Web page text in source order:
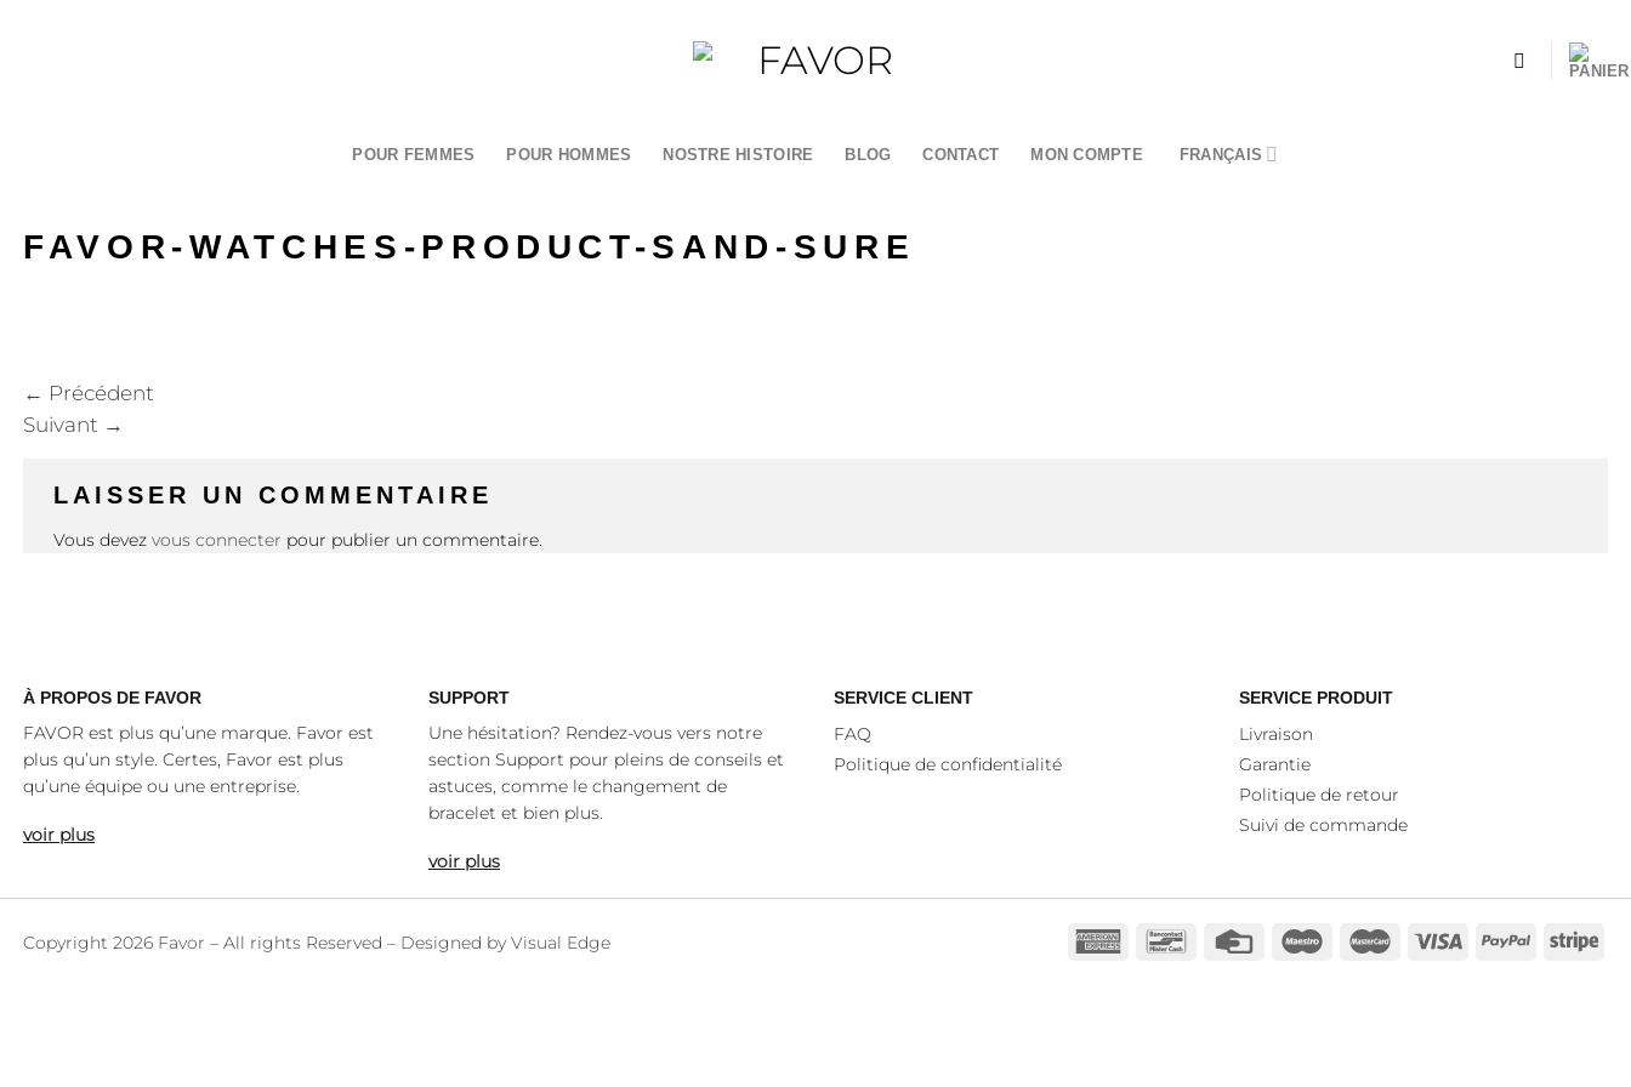
POUR FEMMES POUR HOMMES NOSTRE HISTOIRE BLOG CONTACT MON COMPTE FRANÇAIS
FAVOR-WATCHES-PRODUCT-SAND-SURE
← Précédent
Suivant →
LAISSER UN COMMENTAIRE
Vous devez vous connecter pour publier un commentaire.
À PROPOS DE FAVOR
FAVOR est plus qu’une marque. Favor est
plus qu’un style. Certes, Favor est plus
qu’une équipe ou une entreprise.
voir plus
SUPPORT
Une hésitation? Rendez-vous vers notre
section Support pour pleins de conseils et
astuces, comme le changement de
bracelet et bien plus.
voir plus
SERVICE CLIENT
FAQ
Politique de confidentialité
SERVICE PRODUIT
Livraison
Garantie
Politique de retour
Suivi de commande
Copyright 2026 Favor – All rights Reserved – Designed by Visual Edge